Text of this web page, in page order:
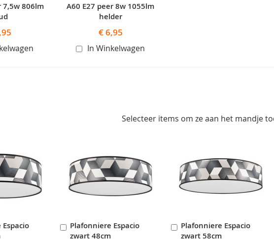
7,5w 806lm
A60 E27 peer 8w 1055lm
helder
€ 6,95
In Winkelwagen
Selecteer items om ze aan het mandje
Plafonniere Espacio
zwart 48cm
In
Plafonniere Espacio
zwart 58cm
In